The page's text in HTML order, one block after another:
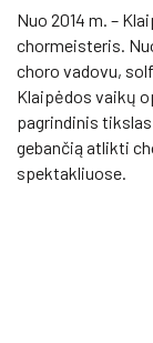
Nuo 2014 m. –
chormeisteris.
choro vadovu,
Klaipėdos vaikų
pagrindinis
gebančią atlikti
spektakliuose.